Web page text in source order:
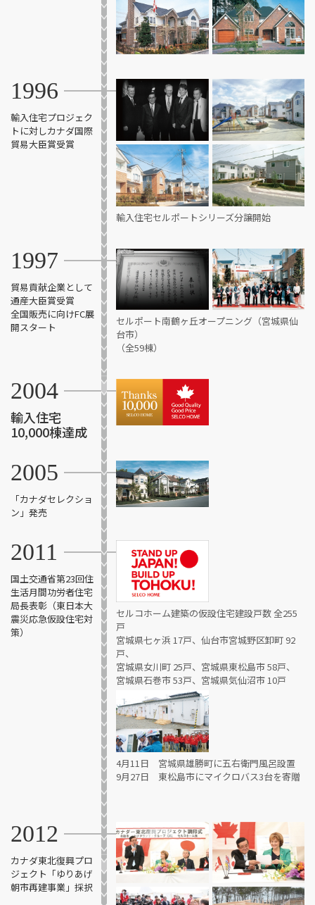
1996
輸入住宅プロジェク
トに対しカナダ国際
貿易大臣賞受賞
輸入住宅セルポートシリーズ分譲開始
1997
貿易貢献企業として
通産大臣賞受賞
全国販売に向けFC展
開スタート
セルポート南鶴ヶ丘オープニング（宮城県仙
台市）
（全59棟）
2004
輸入住宅
10,000棟達成
2005
「カナダセレクショ
ン」発売
2011
国土交通省第23回住
生活月間功労者住宅
局長表彰（東日本大
震災応急仮設住宅対
策）
セルコホーム建築の仮設住宅建設戸数 全255
戸
宮城県七ヶ浜 17戸、仙台市宮城野区卸町 92
戸、
宮城県女川町 25戸、宮城県東松島市 58戸、
宮城県石巻市 53戸、宮城県気仙沼市 10戸
4月11日 宮城県雄勝町に五右衛門風呂設置
9月27日 東松島市にマイクロバス3台を寄贈
2012
カナダ東北復興プロ
ジェクト 「ゆりあげ
朝市再建事業」採択